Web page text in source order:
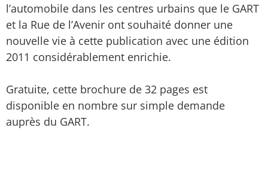
l’automobile dans les centres urbains que le GART
et la Rue de l’Avenir ont souhaité donner une
nouvelle vie à cette publication avec une édition
2011 considérablement enrichie.
Gratuite, cette brochure de 32 pages est
disponible en nombre sur simple demande
auprès du GART.